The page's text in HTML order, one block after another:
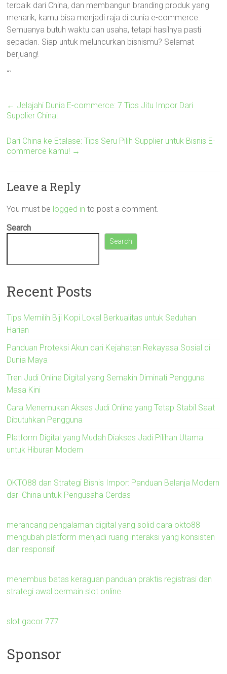
terbaik dari China, dan membangun branding produk yang
menarik, kamu bisa menjadi raja di dunia e-commerce.
Semuanya butuh waktu dan usaha, tetapi hasilnya pasti
sepadan. Siap untuk meluncurkan bisnismu? Selamat
berjuang!
“`
← Jelajahi Dunia E-commerce: 7 Tips Jitu Impor Dari
Supplier China!
Dari China ke Etalase: Tips Seru Pilih Supplier untuk Bisnis E-
commerce kamu! →
Leave a Reply
You must be logged in to post a comment.
Search
Search
Recent Posts
Tips Memilih Biji Kopi Lokal Berkualitas untuk Seduhan
Harian
Panduan Proteksi Akun dari Kejahatan Rekayasa Sosial di
Dunia Maya
Tren Judi Online Digital yang Semakin Diminati Pengguna
Masa Kini
Cara Menemukan Akses Judi Online yang Tetap Stabil Saat
Dibutuhkan Pengguna
Platform Digital yang Mudah Diakses Jadi Pilihan Utama
untuk Hiburan Modern
OKTO88 dan Strategi Bisnis Impor: Panduan Belanja Modern
dari China untuk Pengusaha Cerdas
merancang pengalaman digital yang solid cara okto88
mengubah platform menjadi ruang interaksi yang konsisten
dan responsif
menembus batas keraguan panduan praktis registrasi dan
strategi awal bermain slot online
slot gacor 777
Sponsor